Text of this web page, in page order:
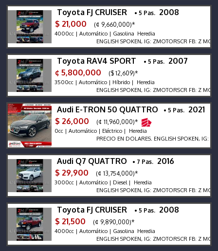
Toyota FJ CRUISER • 5 Pas. 2008
$ 21,000
(¢ 9,660,000)*
4000cc | Automático | Gasolina Heredia
ENGLISH SPOKEN, IG: ZMOTORSCR FB: Z
Toyota RAV4 SPORT • 5 Pas. 2007
¢ 5,800,000
($ 12,609)*
3500cc | Automático | Híbrido | Heredia
ENGLISH SPOKEN, IG: ZMOTORSCR FB: Z
Audi E-TRON 50 QUATTRO • 5 Pas. 2021
$ 26,000
(¢ 11,960,000)*
0cc | Automático | Eléctrico | Heredia
PRECIO EN DOLARES. ENGLISH SPOKEN, IG:
Audi Q7 QUATTRO • 7 Pas. 2016
$ 29,900
(¢ 13,754,000)*
3000cc | Automático | Diesel | Heredia
ENGLISH SPOKEN, IG: ZMOTORSCR FB: Z
Toyota FJ CRUISER • 5 Pas. 2008
$ 21,500
(¢ 9,890,000)*
4000cc | Automático | Gasolina Heredia
ENGLISH SPOKEN, IG: ZMOTORSCR FB: Z